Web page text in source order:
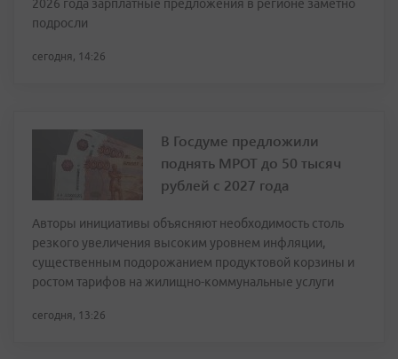
2026 года зарплатные предложения в регионе заметно
подросли
сегодня, 14:26
В Госдуме предложили
поднять МРОТ до 50 тысяч
рублей с 2027 года
Авторы инициативы объясняют необходимость столь
резкого увеличения высоким уровнем инфляции,
существенным подорожанием продуктовой корзины и
ростом тарифов на жилищно-коммунальные услуги
сегодня, 13:26